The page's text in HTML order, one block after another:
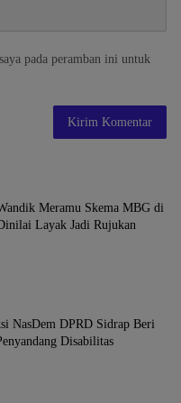
pada peramban ini untuk
Meramu Skema MBG di
Layak Jadi Rujukan
NasDem DPRD Sidrap Beri
Disabilitas